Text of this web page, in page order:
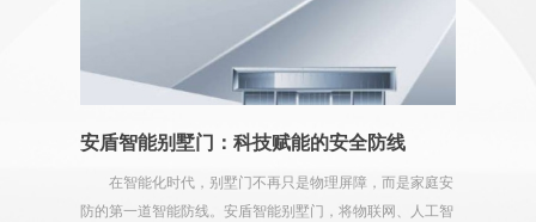
安盾智能别墅门：科技赋能的安全防线
在智能化时代，别墅门不再只是物理屏障，而是家庭安
防的第一道智能防线。安盾智能别墅门，将物联网、人工智